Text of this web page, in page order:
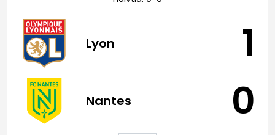
Bundesliga
Serie ALyon 1
Nantes 0